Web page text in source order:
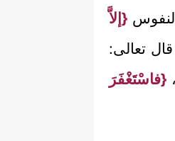
{إلاَّ
تعالى:
{فاسْتَغْفَرَ